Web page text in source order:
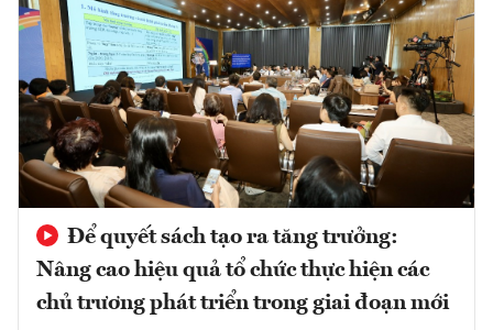
Để quyết sách tạo ra tăng trưởng:
Nâng cao hiệu quả tổ chức thực hiện các
chủ trương phát triển trong giai đoạn mới